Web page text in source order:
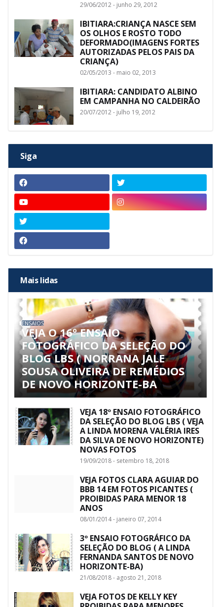
29/06/2012 - junho 29, 2012
IBITIARA:CRIANÇA NASCE SEM
OS OLHOS E ROSTO TODO
DEFORMADO(IMAGENS FORTES
AUTORIZADAS PELOS PAIS DA
CRIANÇA)
02/05/2013 - maio 02, 2013
IBITIARA: CANDIDATO ALBINO
EM CAMPANHA NO CALDEIRÃO
20/07/2012 - julho 19, 2012
Siga
Mais lidas
ENSAIOS
VEJA O 16º ENSAIO
FOTOGRÁFICO DA SELEÇÃO DO
BLOG LBS ( NORRANA JALE
SOUSA OLIVEIRA DE REMÉDIOS
DE NOVO HORIZONTE-BA
VEJA 18º ENSAIO FOTOGRÁFICO
DA SELEÇÃO DO BLOG LBS ( VEJA
A LINDA MORENA VALÉRIA IRES
DA SILVA DE NOVO HORIZONTE)
NOVAS FOTOS
19/09/2018 - setembro 18, 2018
VEJA FOTOS CLARA AGUIAR DO
BBB 14 EM FOTOS PICANTES (
PROIBIDAS PARA MENOR 18
ANOS
08/01/2014 - janeiro 07, 2014
3º ENSAIO FOTOGRÁFICO DA
SELEÇÃO DO BLOG ( A LINDA
FERNANDA SANTOS DE NOVO
HORIZONTE-BA)
21/08/2018 - agosto 21, 2018
VEJA FOTOS DE KELLY KEY